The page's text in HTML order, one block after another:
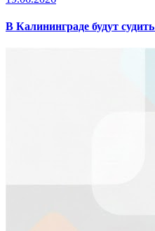
В Калининграде будут